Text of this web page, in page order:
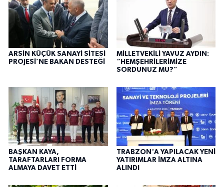
ARSİN KÜÇÜK SANAYİ SİTESİ
PROJESİ’NE BAKAN DESTEĞİ
MİLLETVEKİLİ YAVUZ AYDIN:
“HEMŞEHRİLERİMİZE
SORDUNUZ MU?”
BAŞKAN KAYA,
TARAFTARLARI FORMA
ALMAYA DAVET ETTİ
TRABZON'A YAPILACAK YENİ
YATIRIMLAR İMZA ALTINA
ALINDI